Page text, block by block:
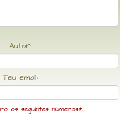
Autor:
Teu email:
os seguintes números*: